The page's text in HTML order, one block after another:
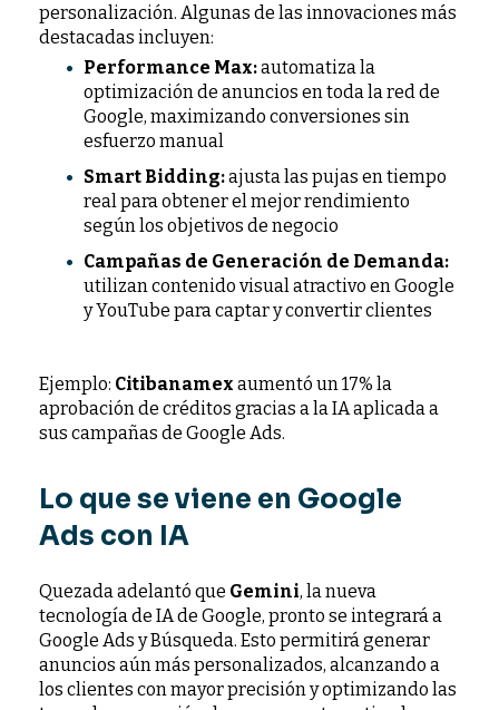
personalización. Algunas de las innovaciones más
destacadas incluyen:
Performance Max:automatiza la
optimización de anuncios en toda la red de
Google, maximizando conversiones sin
esfuerzo manual
Smart Bidding:ajusta las pujas en tiempo
real para obtener el mejor rendimiento
según los objetivos de negocio
Campañas de Generación de Demanda:
utilizan contenido visual atractivo en Google
y YouTube para captar y convertir clientes
Ejemplo: Citibanamex aumentó un 17% la
aprobación de créditos gracias a la IA aplicada a
sus campañas de Google Ads.
Lo que se viene en Google
Ads con IA
Quezada adelantó que Gemini, la nueva
tecnología de IA de Google, pronto se integrará a
Google Ads y Búsqueda. Esto permitirá generar
anuncios aún más personalizados, alcanzando a
los clientes con mayor precisión y optimizando las